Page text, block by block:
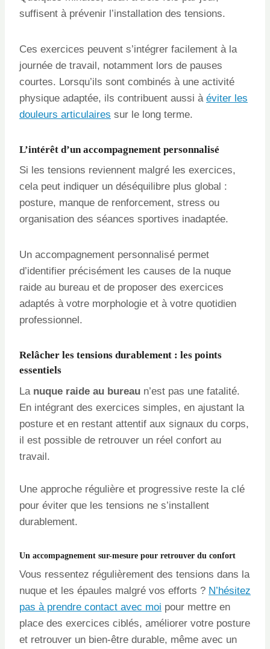
suffisent à prévenir l’installation des tensions.
Ces exercices peuvent s’intégrer facilement à la
journée de travail, notamment lors de pauses
courtes. Lorsqu’ils sont combinés à une activité
physique adaptée, ils contribuent aussi à éviter les
douleurs articulaires sur le long terme.
L’intérêt d’un accompagnement personnalisé
Si les tensions reviennent malgré les exercices,
cela peut indiquer un déséquilibre plus global :
posture, manque de renforcement, stress ou
organisation des séances sportives inadaptée.
Un accompagnement personnalisé permet
d’identifier précisément les causes de la nuque
raide au bureau et de proposer des exercices
adaptés à votre morphologie et à votre quotidien
professionnel.
Relâcher les tensions durablement : les points
essentiels
La nuque raide au bureau n’est pas une fatalité.
En intégrant des exercices simples, en ajustant la
posture et en restant attentif aux signaux du corps,
il est possible de retrouver un réel confort au
travail.
Une approche régulière et progressive reste la clé
pour éviter que les tensions ne s’installent
durablement.
Un accompagnement sur-mesure pour retrouver du confort
Vous ressentez régulièrement des tensions dans la
nuque et les épaules malgré vos efforts ? N’hésitez
pas à prendre contact avec moi pour mettre en
place des exercices ciblés, améliorer votre posture
et retrouver un bien-être durable, même avec un